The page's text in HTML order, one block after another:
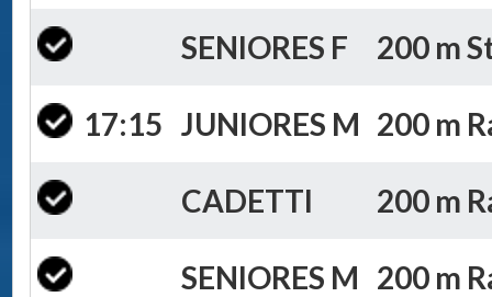
SENIORES F 200 m
17:15 JUNIORES M 200 m
CADETTI 200 m
SENIORES M 200 m